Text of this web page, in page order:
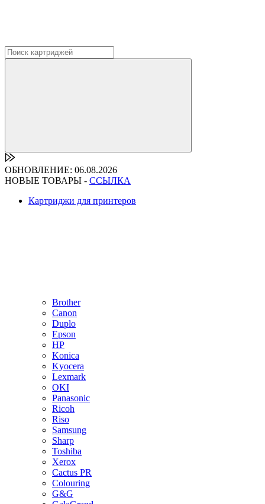
ОБНОВЛЕНИЕ: 06.08.2026
НОВЫЕ ТОВАРЫ - ССЫЛКА
Картриджи для принтеров
Brother
Canon
Duplo
Epson
HP
Konica
Kyocera
Lexmark
OKI
Panasonic
Ricoh
Riso
Samsung
Sharp
Toshiba
Xerox
Cactus PR
Colouring
G&G